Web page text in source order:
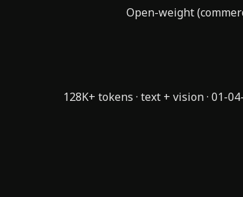
Open-weight
·
128K+ tokens·text + vision